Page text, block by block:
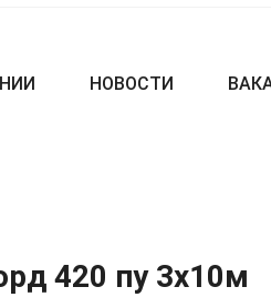
НОВОСТИ
420 пу 3х10м